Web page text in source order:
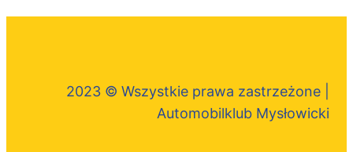
2023 © Wszystkie prawa zastrzeżone |
Automobilklub Mysłowicki